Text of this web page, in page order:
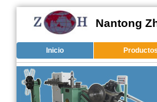
Nantong
Inicio